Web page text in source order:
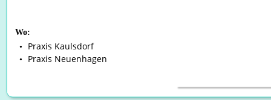
Wo:
•
Praxis Kaulsdorf
• Praxis Neuenhagen